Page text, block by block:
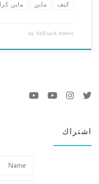
كيف ماين ماين
bySsEluxX-Admin
اشتراك